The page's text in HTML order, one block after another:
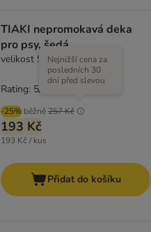
TIAKI nepromokavá deka
pro psy, šedá
velikost S: D 73 x Š 63 cm
-25% běžně257 Kč
Nejnižší cena za
posledních 30
dní před slevou
193 Kč
193 Kč / kus
Rating: 5/5
Přidat do košíku